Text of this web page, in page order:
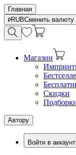
Главная
RUBСменить валюту
Магазин
Скидки
Автору
Войти в аккаунт